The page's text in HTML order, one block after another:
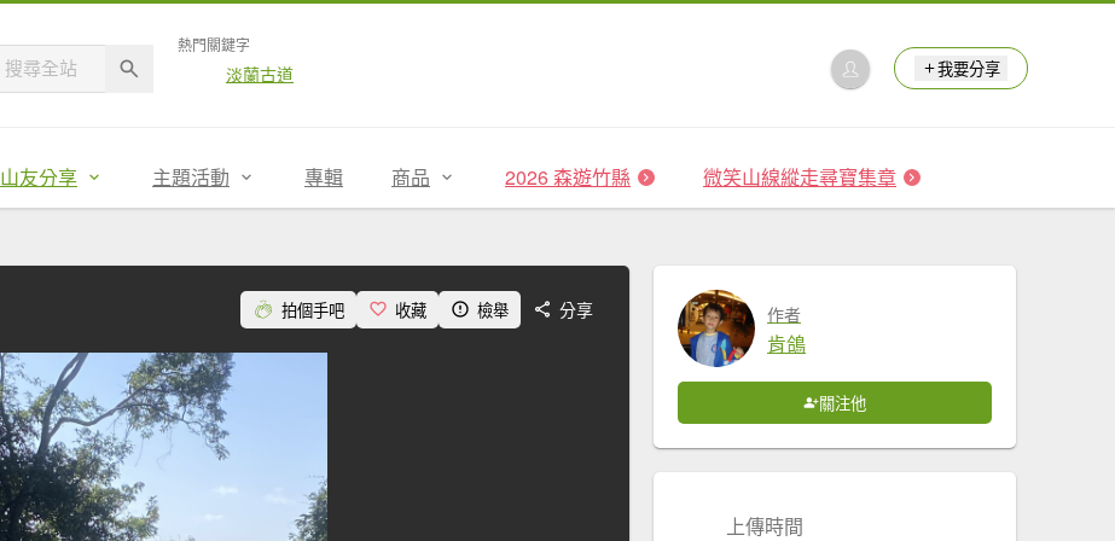
熱門關鍵字
淡蘭古道 我要分享
山友分享 主題活動 專輯 商品 2026 森遊竹縣 微笑山線縱走尋寶集章
拍個手吧 收藏 檢舉 分享 作者
肯鴿
關注他
上傳時間